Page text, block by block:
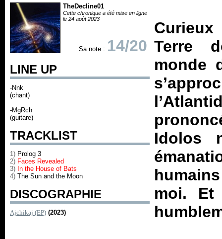
TheDecline01
Cette chronique a été mise en ligne
le 24 août 2023
Sa note : 14/20
LINE UP
-Nnk
(chant)
-MgRch
(guitare)
TRACKLIST
1) Prolog 3
2) Faces Revealed
3) In the House of Bats
4) The Sun and the Moon
DISCOGRAPHIE
Ajchikaj (EP) (2023)
Curieux
Terre
monde
Idolos
moi. Et